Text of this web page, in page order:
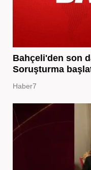
Bahçeli'den son
Soruşturma
Haber7